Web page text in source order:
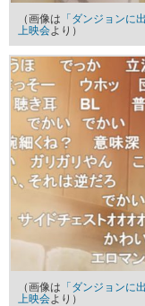
（画像は 「ダンジョン
上映会より）
（画像は 「ダンジョン
上映会より）